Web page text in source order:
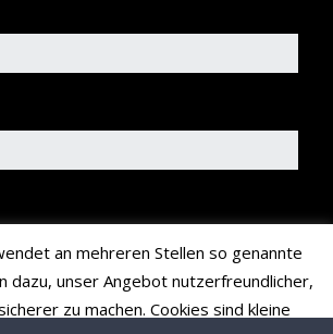
an mehreren Stellen so genannte
dazu, unser Angebot nutzerfreundlicher,
zu machen. Cookies sind kleine